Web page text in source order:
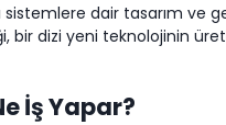
dair tasarım
dizi yeni teknolojinin
İş Yapar?